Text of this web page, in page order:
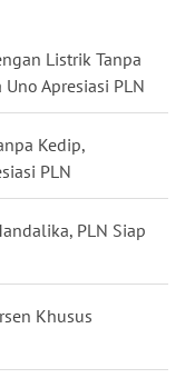
Listrik Tanpa
Apresiasi PLN
Kedip,
PLN
PLN Siap
Khusus